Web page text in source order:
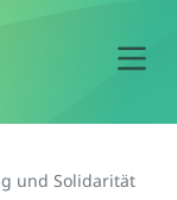
und Solidarität